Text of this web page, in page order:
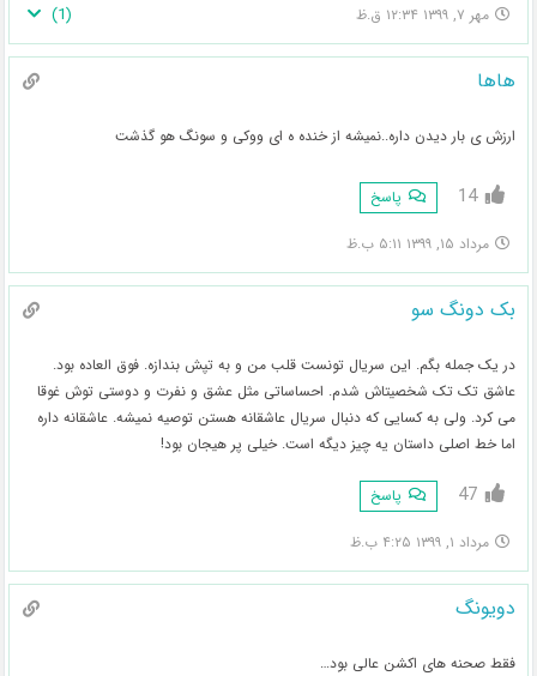
مهر ۷, ۱۳۹۹ ۱۲:۳۴ ق.ظ (
1
)
هاها
ارزش ی بار دیدن داره..نمیشه از خنده ه ای ووکی و سونگ هو گذشت
14 پاسخ
مرداد ۱۵, ۱۳۹۹ ۵:۱۱ ب.ظ
بک دونگ سو
در یک جمله بگم. این سریال تونست قلب من و به تپش بندازه. فوق العاده بود.
عاشق تک تک شخصیتاش شدم. احساساتی مثل عشق و نفرت و دوستی توش غوقا
می کرد. ولی به کسایی که دنبال سریال عاشقانه هستن توصیه نمیشه. عاشقانه داره
اما خط اصلی داستان یه چیز دیگه است. خیلی پر هیجان بود!
47 پاسخ
مرداد ۱, ۱۳۹۹ ۴:۲۵ ب.ظ
دویونگ
فقط صحنه های اکشن عالی بود…